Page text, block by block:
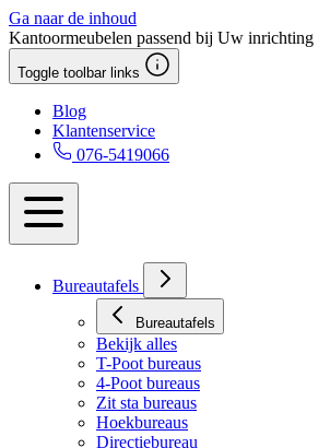
Ga naar de inhoud
Kantoormeubelen passend bij Uw inrichting
Toggle toolbar links
Blog
Klantenservice
076-5419066
Bureautafels
Bureautafels
Bekijk alles
T-Poot bureaus
4-Poot bureaus
Zit sta bureaus
Hoekbureaus
Directiebureau